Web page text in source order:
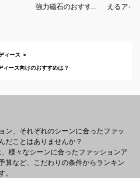
強力磁石のおすすめ
えるアイ
ィース
ィース向けのおすすめは？
ン、それぞれのシーンに合ったファッ
だことはありませんか？
様々なシーンに合ったファッションア
算など、こだわりの条件からランキン
。